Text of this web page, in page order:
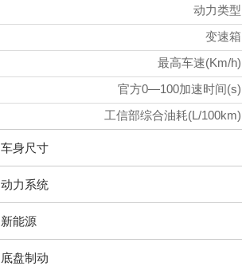
动力类型
变速箱
最高车速(Km/h)
官方0—100加速时间(s)
工信部综合油耗(L/100km)
车身尺寸
动力系统
新能源
底盘制动